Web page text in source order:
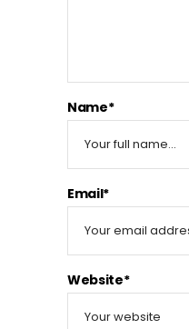
Name*
Email*
Website*